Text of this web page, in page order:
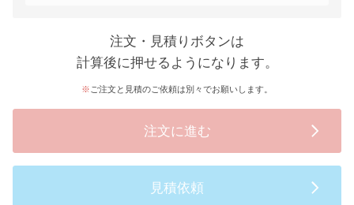
注文・見積りボタンは
計算後に押せるようになります。
ご注文と見積のご依頼は別々でお願いします。
注文に進む
見積依頼